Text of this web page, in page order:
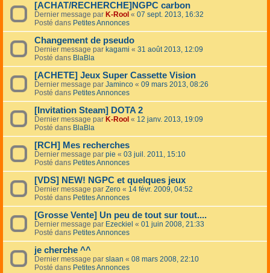
[ACHAT/RECHERCHE]NGPC carbon
Dernier message par K-Rool « 07 sept. 2013, 16:32
Posté dans Petites Annonces
Changement de pseudo
Dernier message par kagami « 31 août 2013, 12:09
Posté dans BlaBla
[ACHETE] Jeux Super Cassette Vision
Dernier message par Jaminco « 09 mars 2013, 08:26
Posté dans Petites Annonces
[Invitation Steam] DOTA 2
Dernier message par K-Rool « 12 janv. 2013, 19:09
Posté dans BlaBla
[RCH] Mes recherches
Dernier message par pie « 03 juil. 2011, 15:10
Posté dans Petites Annonces
[VDS] NEW! NGPC et quelques jeux
Dernier message par Zero « 14 févr. 2009, 04:52
Posté dans Petites Annonces
[Grosse Vente] Un peu de tout sur tout....
Dernier message par Ezeckiel « 01 juin 2008, 21:33
Posté dans Petites Annonces
je cherche ^^
Dernier message par slaan « 08 mars 2008, 22:10
Posté dans Petites Annonces